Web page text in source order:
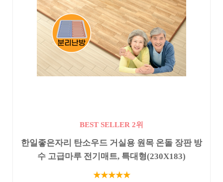
BEST SELLER 2위
한일좋은자리 탄소우드 거실용 원목 온돌 장판 방
수 고급마루 전기매트, 특대형(230X183)
★★★★★